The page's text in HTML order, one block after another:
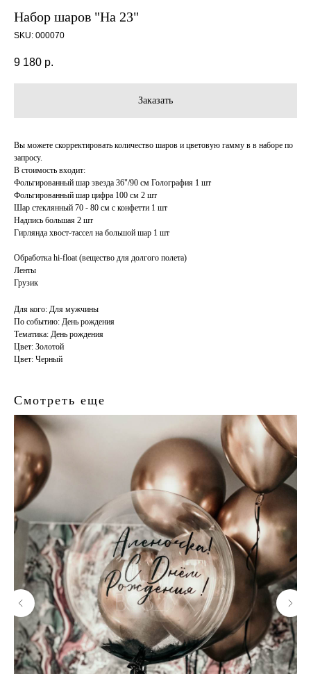
Набор шаров "На 23"
SKU: 000070
9 180 р.
Заказать
Вы можете скорректировать количество шаров и цветовую гамму в в наборе по
запросу.
В стоимость входит:
Фольгированный шар звезда 36"/90 см Голография 1 шт
Фольгированный шар цифра 100 см 2 шт
Шар стеклянный 70 - 80 см с конфетти 1 шт
Надпись большая 2 шт
Гирлянда хвост-тассел на большой шар 1 шт
Обработка hi-float (вещество для долгого полета)
Ленты
Грузик
Для кого: Для мужчины
По событию: День рождения
Тематика: День рождения
Цвет: Золотой
Цвет: Черный
Смотреть еще